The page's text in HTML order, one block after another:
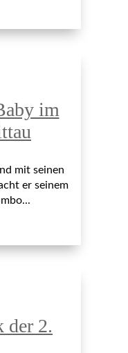
im
mit seinen
er seinem
der 2.